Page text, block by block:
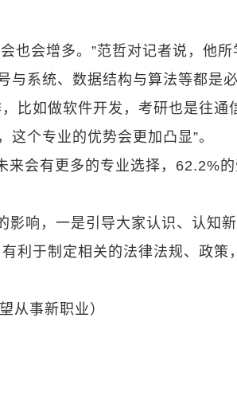
也会增多。”范哲对记者说，他所
与系统、数据结构与算法等都是
比如做软件开发，考研也是往通
个专业的优势会更加凸显”。
来会有更多的专业选择，62.2%
影响，一是引导大家认识、认知
利于制定相关的法律法规、政策
从事新职业）